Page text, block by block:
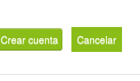
Crear cuenta Cancelar